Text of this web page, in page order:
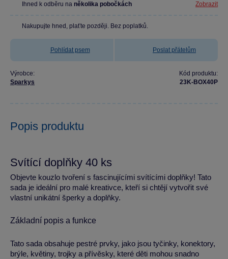
Ihned k odběru na několika pobočkách Zobrazit
Nakupujte hned, plaťte později. Bez poplatků.
Pohlídat psem Poslat přátelům
Výrobce:
Sparkys
Kód produktu:
23K-BOX40P
Popis produktu
Svítící doplňky 40 ks
Objevte kouzlo tvoření s fascinujícími svítícími doplňky! Tato
sada je ideální pro malé kreativce, kteří si chtějí vytvořit své
vlastní unikátní šperky a doplňky.
Základní popis a funkce
Tato sada obsahuje pestré prvky, jako jsou tyčinky, konektory,
brýle, květiny, trojky a přívěsky, které děti mohou snadno